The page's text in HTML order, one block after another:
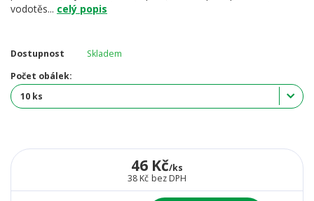
vodotěs... celý popis
Dostupnost
Skladem
Počet obálek:
46 Kč/ks
38 Kč bez DPH